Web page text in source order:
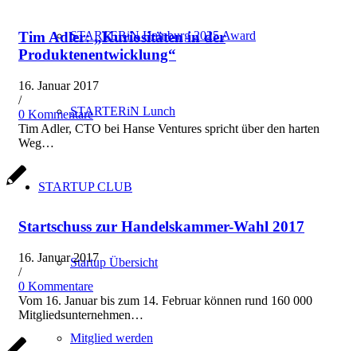
STARTERiN Hamburg 2025 Award
STARTERiN Lunch
STARTUP CLUB
Startup Übersicht
Mitglied werden
Tim Adler: „Kuriositäten in der
Produktenentwicklung“
16. Januar 2017
/
0 Kommentare
Tim Adler, CTO bei Hanse Ventures spricht über den harten
Weg…
Startschuss zur Handelskammer-Wahl 2017
16. Januar 2017
/
0 Kommentare
Vom 16. Januar bis zum 14. Februar können rund 160 000
Mitgliedsunternehmen…